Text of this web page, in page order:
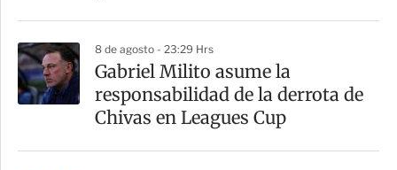
8 de agosto - 23:29 Hrs
Gabriel Milito asume la
responsabilidad de la derrota de
Chivas en Leagues Cup